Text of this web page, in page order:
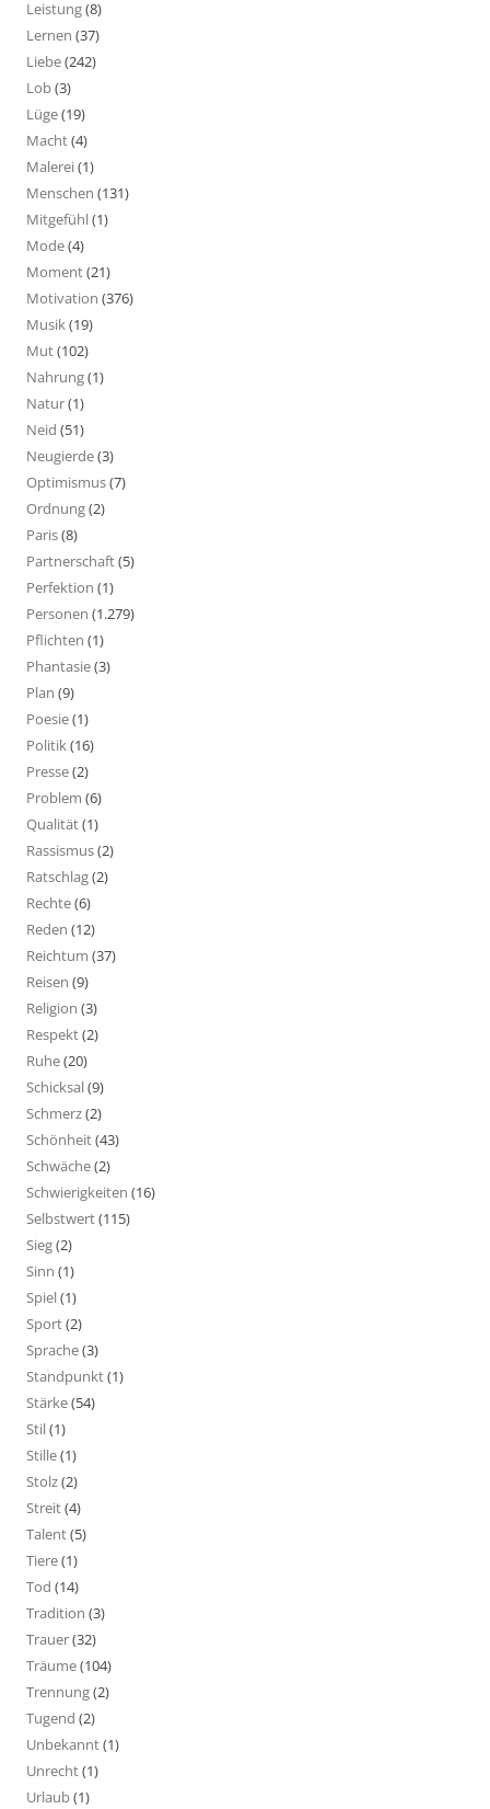
Leistung(8)
Lernen (37)
Liebe(242)
Lob(3)
Lüge(19)
Macht(4)
Malerei(1)
Menschen (131)
Mitgefühl(1)
Mode(4)
Moment(21)
Motivation (376)
Musik(19)
Mut(102)
Nahrung(1)
Natur(1)
Neid (51)
Neugierde(3)
Optimismus(7)
Ordnung(2)
Paris(8)
Partnerschaft(5)
Perfektion (1)
Personen (1.279)
Pflichten (1)
Phantasie(3)
Plan (9)
Poesie(1)
Politik(16)
Presse(2)
Problem (6)
Qualität(1)
Rassismus(2)
Ratschlag(2)
Rechte(6)
Reden (12)
Reichtum (37)
Reisen (9)
Religion (3)
Respekt(2)
Ruhe(20)
Schicksal(9)
Schmerz(2)
Schönheit(43)
Schwäche(2)
Schwierigkeiten (16)
Selbstwert(115)
Sieg(2)
Sinn (1)
Spiel(1)
Sport(2)
Sprache(3)
Standpunkt(1)
Stärke(54)
Stil(1)
Stille(1)
Stolz(2)
Streit(4)
Talent(5)
Tiere(1)
Tod (14)
Tradition (3)
Trauer(32)
Träume(104)
Trennung(2)
Tugend (2)
Unbekannt(1)
Unrecht(1)
Urlaub(1)